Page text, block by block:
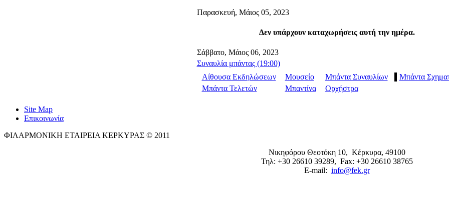
Παρασκευή, Μάιος 05, 2023
Δεν υπάρχουν καταχωρήσεις αυτή την ημέρα.
Σάββατο, Μάιος 06, 2023
Συναυλία μπάντας (19:00)
Αίθουσα Εκδηλώσεων
Μουσείο Μπάντα Συναυλίων
Μπάντα
Μπάντα Τελετών
Μπαντίνα Ορχήστρα
Site Map
Επικοινωνία
ΦΙΛΑΡΜΟΝΙΚΗ ΕΤΑΙΡΕΙΑ ΚΕΡΚΥΡΑΣ © 2011
Νικηφόρου Θεοτόκη 10, Κέρκυρα, 49100
Τηλ: +30 26610 39289, Fax: +30 26610 38765
E-mail: info@fek.gr